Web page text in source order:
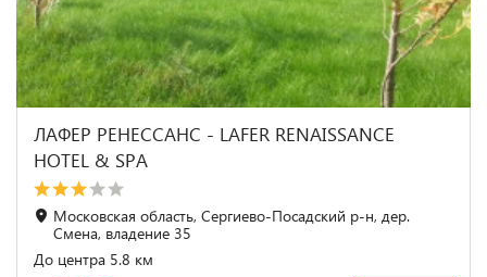
ЛАФЕР РЕНЕССАНС - LAFER RENAISSANCE
HOTEL & SPA
Московская область, Сергиево-Посадский р-н, дер.
Смена, владение 35
До центра 5.8 км